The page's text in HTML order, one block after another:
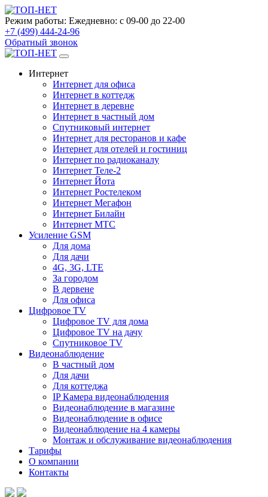
Режим работы: Ежедневно: с 09-00 до 22-00
+7 (499) 444-24-96
Обратный звонок
Интернет
Интернет для офиса
Интернет в коттедж
Интернет в деревне
Интернет в частный дом
Спутниковый интернет
Интернет для ресторанов и кафе
Интернет для отелей и гостиниц
Интернет по радиоканалу
Интернет Теле-2
Интернет Йота
Интернет Ростелеком
Интернет Мегафон
Интернет Билайн
Интернет МТС
Усиление GSM
Для дома
Для дачи
4G, 3G, LTE
За городом
В дервене
Для офиса
Цифровое TV
Цифровое TV для дома
Цифровое TV на дачу
Спутниковое TV
Видеонаблюдение
В частный дом
Для дачи
Для коттеджа
IP Камера видеонаблюдения
Видеонаблюдение в магазине
Видеонаблюдение в офисе
Видеонаблюдение на 4 камеры
Монтаж и обслуживание видеонаблюдения
Тарифы
О компании
Контакты